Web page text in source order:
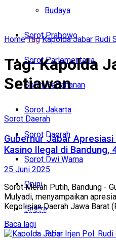
Budaya
Sorot Prabowo
Sorot Parlementaria
Sorot Pertahanan
Sorot Jakarta
Sorot Daerah
Sorot Dwi Warna
Opini
Sastra
Puisi
Sorot Parlementaria
Sorot Jakarta
Sorot Daerah
Sorot Dwi Warna
Opini
Sastra
Puisi
Home Tag Kapolda Jabar Rudi
Tag:Kapolda
Setiawan
Sorot Daerah
Gubernur Jabar
Kasino Ilegal di Bandung,
25 Juni 2025
Sorot Merah Putih, Bandung -
Mulyadi, menyampaikan
Kepolisian Daerah Jawa Barat
Baca lagi